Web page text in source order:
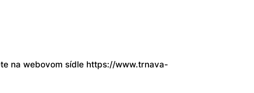
na webovom sídle https://www.trnava-